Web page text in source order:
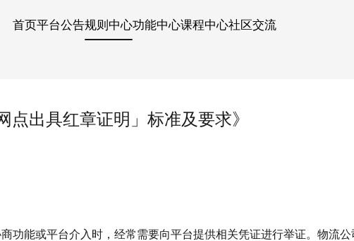
首页平台公告规则中心功能中心课程中心社区交流
点出具红章证明」标准及要求》
功能或平台介入时，经常需要向平台提供相关凭证进行举证。物流公